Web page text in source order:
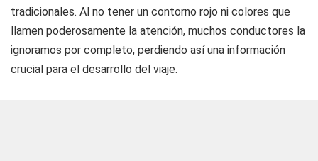
tradicionales. Al no tener un contorno rojo ni colores que
llamen poderosamente la atención, muchos conductores la
ignoramos por completo, perdiendo así una información
crucial para el desarrollo del viaje.